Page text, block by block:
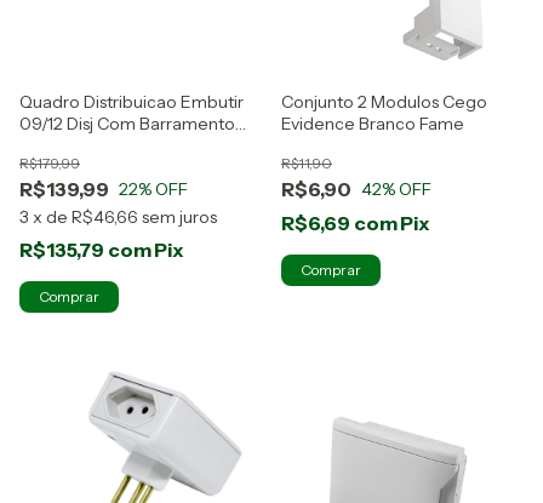
Quadro Distribuicao Embutir
09/12 Disj Com Barramento
R$139,99
R$179,99
22% OFF
3 x de R$46,66 sem juros
R$135,79 comPix
Conjunto 2 Modulos Cego
Evidence Branco Fame
R$6,90
R$11,90
42% OFF
R$6,69 comPix